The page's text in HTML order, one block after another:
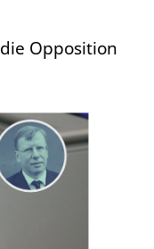
Opposition